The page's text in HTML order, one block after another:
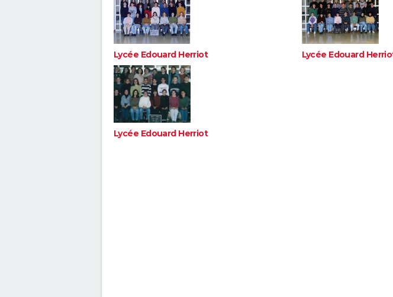
Lycée Edouard Herriot Lycée Edouard
Lycée Edouard Herriot